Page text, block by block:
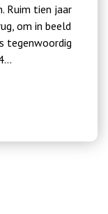
Ruim tien jaar
om in beeld
tegenwoordig